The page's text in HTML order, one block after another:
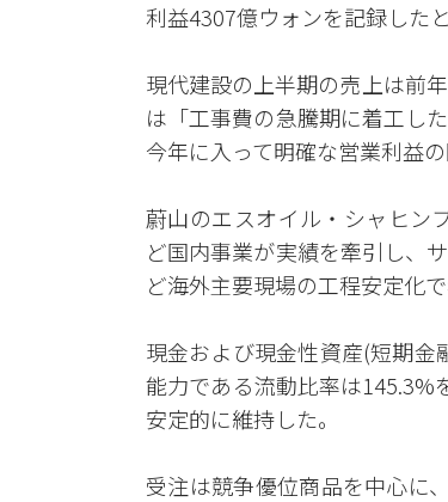
利益4307億ウォンを記録した
現代建設の上半期の売上は前
は「工事費の急騰期に着工し
今年に入って明確な営業利益
蔚山のエスオイル・シャヒン
ど国内事業が実績を牽引し、
ど海外主要現場の工程安定化
現金および現金性資産(短期金
能力である流動比率は145.3%
安定的に維持した。
受注は競争優位商品を中心に